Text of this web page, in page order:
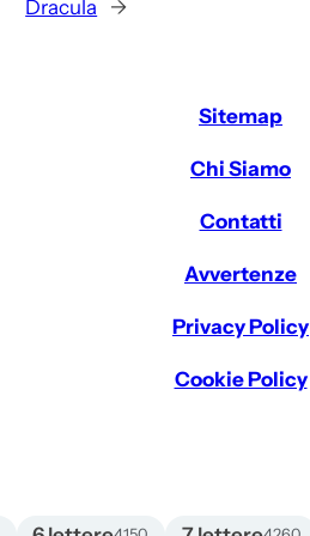
Dracula
→
Sitemap
Chi Siamo
Contatti
Avvertenze
Privacy Policy
Cookie Policy